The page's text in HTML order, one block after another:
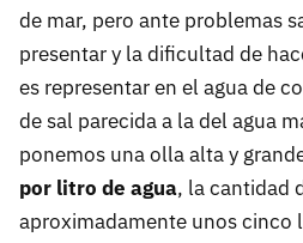
de mar, pero ante problemas
presentar y la dificultad de
es representar en el agua de
de sal parecida a la del agua
ponemos una olla alta y
por litro de agua, la cantidad
aproximadamente unos cinco